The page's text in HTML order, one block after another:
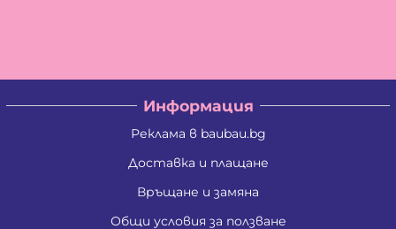
Информация
Реклама в baubau.bg
Доставка и плащане
Връщане и замяна
Общи условия за ползване